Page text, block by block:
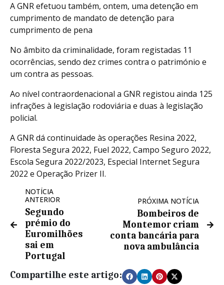
A GNR efetuou também, ontem, uma detenção em
cumprimento de mandato de detenção para
cumprimento de pena
No âmbito da criminalidade, foram registadas 11
ocorrências, sendo dez crimes contra o património e
um contra as pessoas.
Ao nível contraordenacional a GNR registou ainda 125
infrações à legislação rodoviária e duas à legislação
policial.
A GNR dá continuidade às operações Resina 2022,
Floresta Segura 2022, Fuel 2022, Campo Seguro 2022,
Escola Segura 2022/2023, Especial Internet Segura
2022 e Operação Prizer II.
NOTÍCIA
ANTERIOR
Segundo
prémio do
Euromilhões
sai em
Portugal
PRÓXIMA NOTÍCIA
Bombeiros de
Montemor criam
conta bancária para
nova ambulância
Compartilhe este artigo: